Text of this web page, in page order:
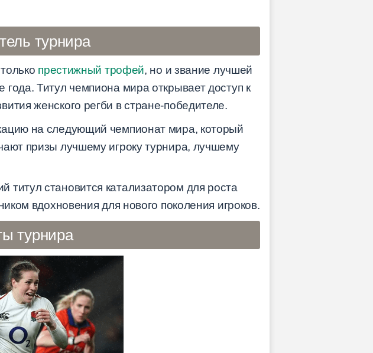
турнира
престижный трофей, но и звание лучшей
Титул чемпиона мира открывает доступ к
женского регби в стране-победителе.
на следующий чемпионат мира, который
призы лучшему игроку турнира, лучшему
становится катализатором для роста
вдохновения для нового поколения игроков.
турнира